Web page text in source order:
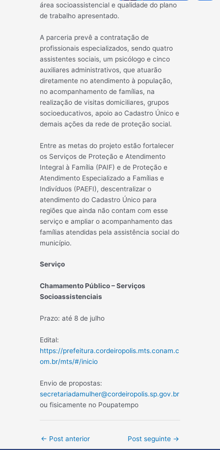
área socioassistencial e qualidade do plano
de trabalho apresentado.
A parceria prevê a contratação de
profissionais especializados, sendo quatro
assistentes sociais, um psicólogo e cinco
auxiliares administrativos, que atuarão
diretamente no atendimento à população,
no acompanhamento de famílias, na
realização de visitas domiciliares, grupos
socioeducativos, apoio ao Cadastro Único e
demais ações da rede de proteção social.
Entre as metas do projeto estão fortalecer
os Serviços de Proteção e Atendimento
Integral à Família (PAIF) e de Proteção e
Atendimento Especializado a Famílias e
Indivíduos (PAEFI), descentralizar o
atendimento do Cadastro Único para
regiões que ainda não contam com esse
serviço e ampliar o acompanhamento das
famílias atendidas pela assistência social do
município.
Serviço
Chamamento Público – Serviços
Socioassistenciais
Prazo: até 8 de julho
Edital:
https://prefeitura.cordeiropolis.mts.conam.c
om.br/mts/#/inicio
Envio de propostas:
secretariadamulher@cordeiropolis.sp.gov.br
ou fisicamente no Poupatempo
Post
← Post anterior Post seguinte →